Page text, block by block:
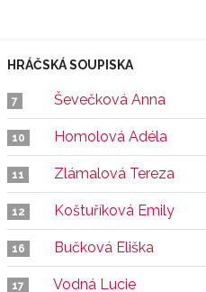
HRÁČSKÁ SOUPISKA
7 Ševečková Anna
10 Homolová Adéla
11 Zlámalová Tereza
12 Koštuříková Emily
16 Bučková Eliška
17 Vodná Lucie